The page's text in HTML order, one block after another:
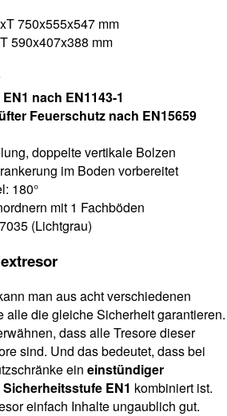
750x555x547 mm
590x407x388 mm
nach EN1143-1
Feuerschutz nach EN15659
doppelte vertikale Bolzen
im Boden vorbereitet
180°
mit 1 Fachböden
(Lichtgrau)
man aus acht verschiedenen
alle die gleiche Sicherheit garantieren.
dass alle Tresore dieser
sind. Und das bedeutet, dass bei
ein einstündiger
EN1 kombiniert ist.
einfach Inhalte ungaublich gut.